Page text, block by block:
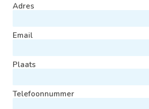
Adres
Email
Plaats
Telefoonnummer